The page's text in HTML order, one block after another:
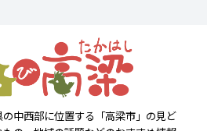
中西部に位置する「高梁市」の見ど